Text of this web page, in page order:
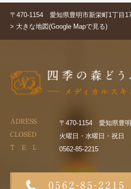
〒470-1154 愛知県豊明市新栄町1丁目
> 大きな地図(Google Mapで見る)
ADRESS 〒470-1154 愛知県豊
CLOSED 火曜日・水曜日・祝日
T E L 0562-85-2215